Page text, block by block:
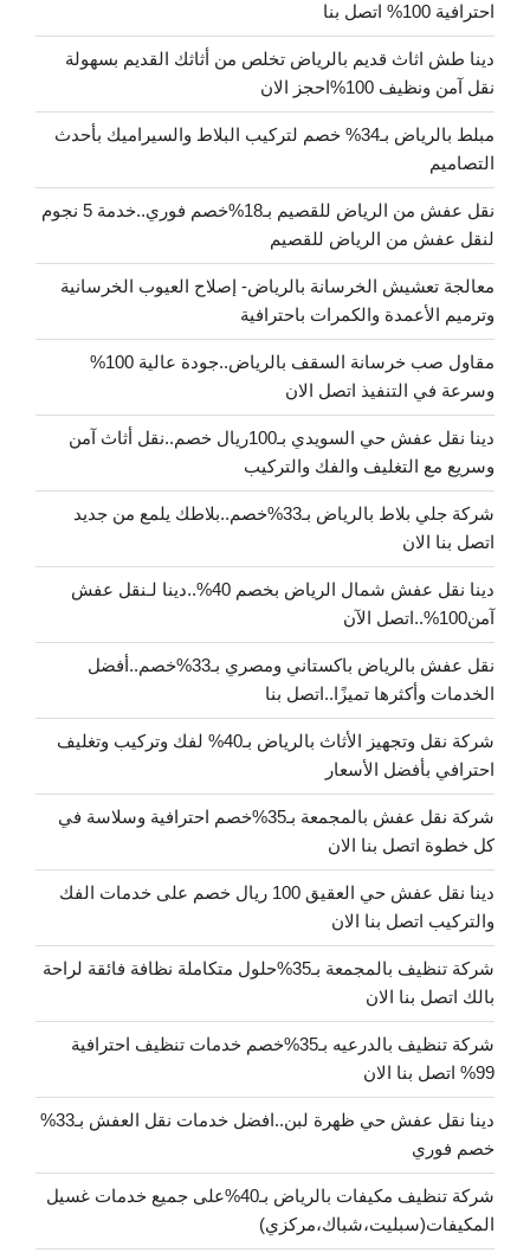
احترافية 100% اتصل بنا
دينا طش اثاث قديم بالرياض تخلص من أثاثك القديم بسهولة
نقل آمن ونظيف 100%احجز الان
مبلط بالرياض بـ34% خصم لتركيب البلاط والسيراميك بأحدث
التصاميم
نقل عفش من الرياض للقصيم بـ18%خصم فوري..خدمة 5 نجوم
لنقل عفش من الرياض للقصيم
معالجة تعشيش الخرسانة بالرياض- إصلاح العيوب الخرسانية
وترميم الأعمدة والكمرات باحترافية
مقاول صب خرسانة السقف بالرياض..جودة عالية 100%
وسرعة في التنفيذ اتصل الان
دينا نقل عفش حي السويدي بـ100ريال خصم..نقل أثاث آمن
وسريع مع التغليف والفك والتركيب
شركة جلي بلاط بالرياض بـ33%خصم..بلاطك يلمع من جديد
اتصل بنا الان
دينا نقل عفش شمال الرياض بخصم 40%..دينا لـنقل عفش
آمن100%..اتصل الآن
نقل عفش بالرياض باكستاني ومصري بـ33%خصم..أفضل
الخدمات وأكثرها تميزًا..اتصل بنا
شركة نقل وتجهيز الأثاث بالرياض بـ40% لفك وتركيب وتغليف
احترافي بأفضل الأسعار
شركة نقل عفش بالمجمعة بـ35%خصم احترافية وسلاسة في
كل خطوة اتصل بنا الان
دينا نقل عفش حي العقيق 100 ريال خصم على خدمات الفك
والتركيب اتصل بنا الان
شركة تنظيف بالمجمعة بـ35%حلول متكاملة نظافة فائقة لراحة
بالك اتصل بنا الان
شركة تنظيف بالدرعيه بـ35%خصم خدمات تنظيف احترافية
99% اتصل بنا الان
دينا نقل عفش حي ظهرة لبن..افضل خدمات نقل العفش بـ33%
خصم فوري
شركة تنظيف مكيفات بالرياض بـ40%على جميع خدمات غسيل
المكيفات(سبليت،شباك،مركزي)